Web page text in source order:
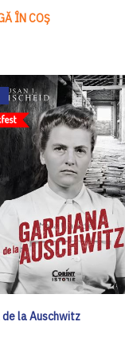
ÎN COȘ
de la Auschwitz